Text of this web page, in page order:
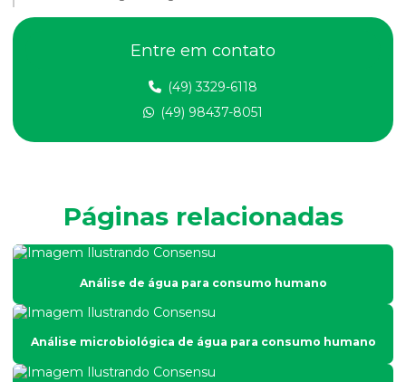
Análise de dbo em efluentes
Análise de dqo em efluente
Análise de efluentes líquidos
Análise de esgoto
Análise de fertilidade do solo
Análise física do solo
Entre em contato
(49) 3329-6118
(49) 98437-8051
Páginas relacionadas
Análise de água para consumo humano
Análise microbiológica de água para consumo humano